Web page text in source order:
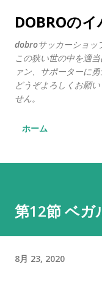
スキップ
DOBROの
dobroサッカーショッ
この狭い世の中を適
ァン、サポーターに
どうぞよろしくお願
せん。
ホーム
第12節 ベガ
8月 23, 2020